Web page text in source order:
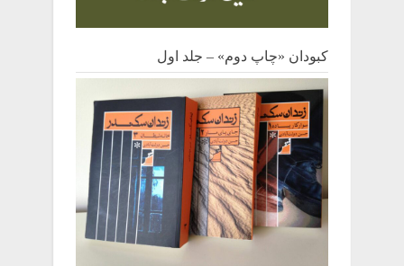
کبودان «چاپ دوم» – جلد اول